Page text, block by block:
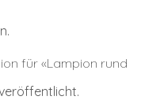
für «Lampion rund